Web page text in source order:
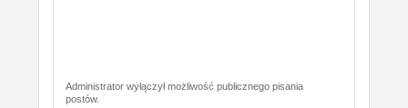
Administrator wyłączył możliwość publicznego pisania
postów.